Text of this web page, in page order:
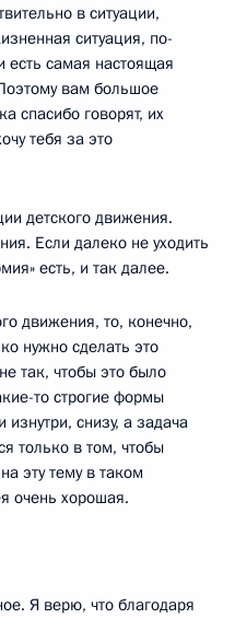
в ситуации,
ситуация, по-
есть самая настоящая
вам большое
спасибо говорят, их
тебя за это
детского движения.
Если далеко не уходить
есть, и так далее.
движения, то, конечно,
нужно сделать это
так, чтобы это было
то строгие формы
снизу, а задача
только в том, чтобы
эту тему в таком
очень хорошая.
Я верю, что благодаря